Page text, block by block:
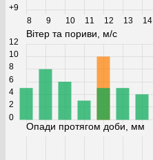
8 9 10 11 12 13 14
+9
Вітер та пориви, м/с
0
2
4
6
8
10
12
Опади протягом доби, мм